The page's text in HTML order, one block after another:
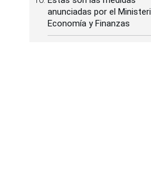
anunciadas por el
Economía y Finanzas